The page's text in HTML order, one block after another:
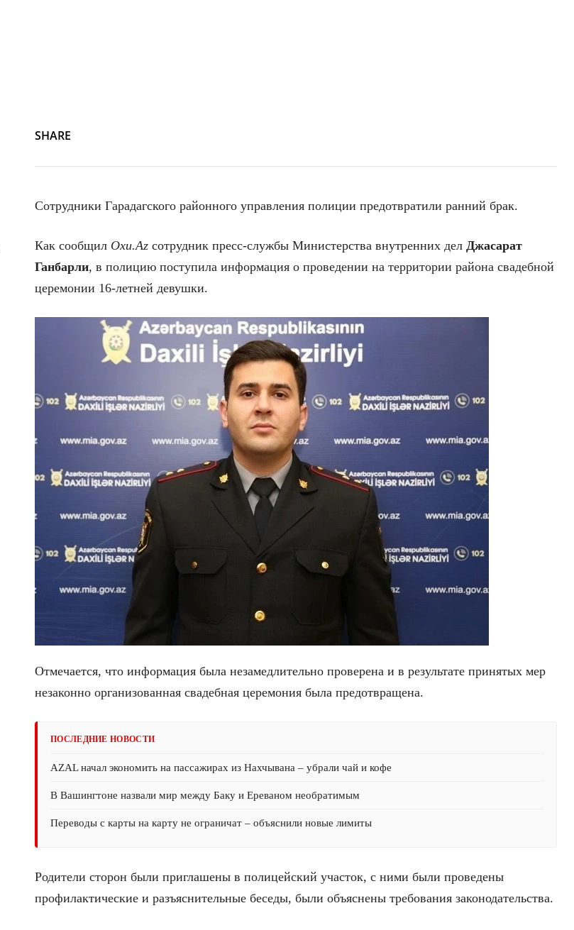
SHARE
Сотрудники Гарадагского районного управления полиции предотвратили ранний брак.
Как сообщил Oxu.Az сотрудник пресс-службы Министерства внутренних дел Джасарат
Ганбарли, в полицию поступила информация о проведении на территории района свадебной
церемонии 16-летней девушки.
Отмечается, что информация была незамедлительно проверена и в результате принятых мер
незаконно организованная свадебная церемония была предотвращена.
ПОСЛЕДНИЕ НОВОСТИ
AZAL начал экономить на пассажирах из Нахчывана – убрали чай и кофе
В Вашингтоне назвали мир между Баку и Ереваном необратимым
Переводы с карты на карту не ограничат – объяснили новые лимиты
Родители сторон были приглашены в полицейский участок, с ними были проведены
профилактические и разъяснительные беседы, были объяснены требования законодательства.